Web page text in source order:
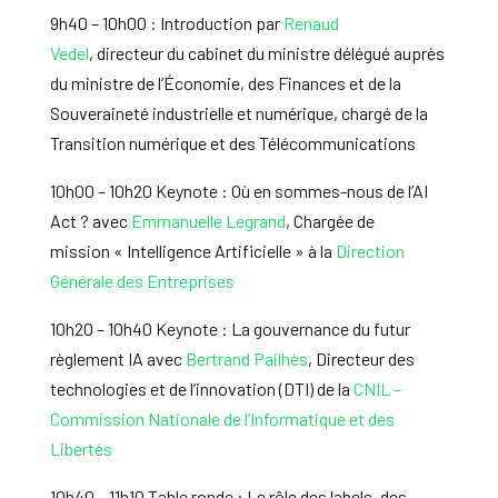
9h40 – 10h00 : Introduction par Renaud
Vedel, directeur du cabinet du ministre délégué auprès
du ministre de l’Économie, des Finances et de la
Souveraineté industrielle et numérique, chargé de la
Transition numérique et des Télécommunications
10h00 – 10h20 Keynote : Où en sommes-nous de l’AI
Act ? avec Emmanuelle Legrand, Chargée de
mission « Intelligence Artificielle » à la Direction
Générale des Entreprises
10h20 – 10h40 Keynote : La gouvernance du futur
règlement IA avec Bertrand Pailhès, Directeur des
technologies et de l’innovation (DTI) de la CNIL –
Commission Nationale de l’Informatique et des
Libertés